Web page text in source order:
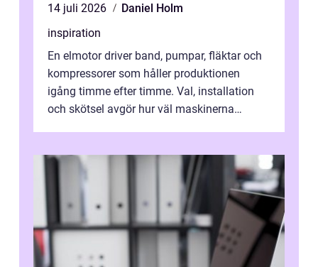
14 juli 2026
Daniel Holm
inspiration
En elmotor driver band, pumpar, fläktar och
kompressorer som håller produktionen
igång timme efter timme. Val, installation
och skötsel avgör hur väl maskinerna